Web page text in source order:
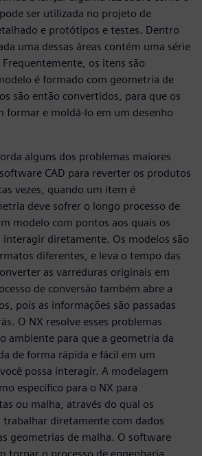
ser utilizada no projeto de
e protótipos e testes. Dentro
uma dessas áreas contém uma série
os itens são
é formado com geometria de
são então convertidos, para que os
formar e moldá-lo em um desenho
alguns dos problemas maiores
CAD para reverter os produtos
vezes, quando um item é
deve sofrer o longo processo de
modelo com pontos aos quais os
interagir diretamente. Os modelos são
diferentes, e leva o tempo das
as varreduras originais em
de conversão também abre a
pois as informações são passadas
O NX resolve esses problemas
ambiente para que a geometria da
de forma rápida e fácil em um
possa interagir. A modelagem
específico para o NX para
ou malha, através do qual os
trabalhar diretamente com dados
geometrias de malha. O software